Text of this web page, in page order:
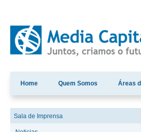
Home Quem Somos Áreas
Sala de Imprensa